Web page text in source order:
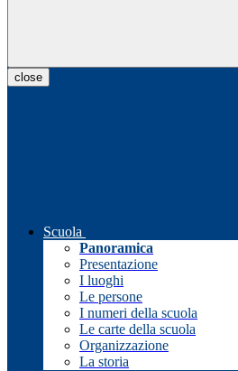
close
Scuola
Panoramica
Presentazione
I luoghi
Le persone
I numeri della scuola
Le carte della scuola
Organizzazione
La storia